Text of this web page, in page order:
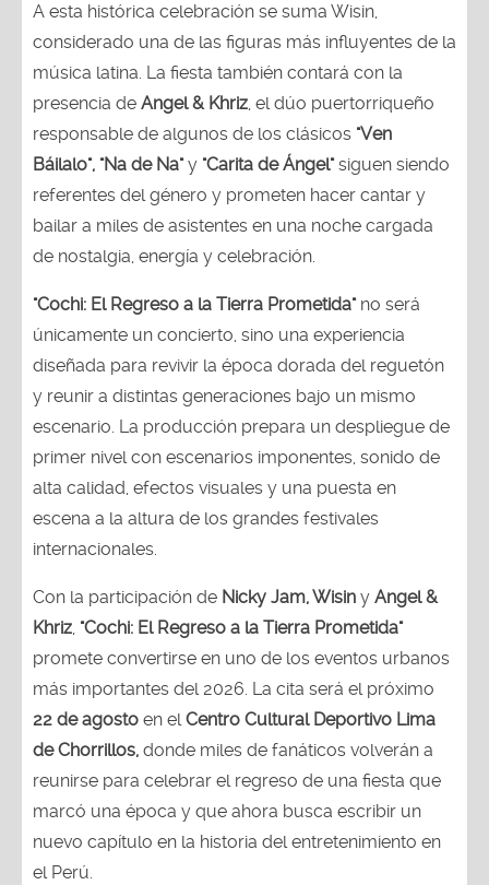
A esta histórica celebración se suma Wisin,
considerado una de las figuras más influyentes de la
música latina. La fiesta también contará con la
presencia de Angel & Khriz, el dúo puertorriqueño
responsable de algunos de los clásicos "Ven
Báilalo", "Na de Na"y "Carita de Ángel"siguen siendo
referentes del género y prometen hacer cantar y
bailar a miles de asistentes en una noche cargada
de nostalgia, energía y celebración.
"Cochi: El Regreso a la Tierra Prometida" no será
únicamente un concierto, sino una experiencia
diseñada para revivir la época dorada del reguetón
y reunir a distintas generaciones bajo un mismo
escenario. La producción prepara un despliegue de
primer nivel con escenarios imponentes, sonido de
alta calidad, efectos visuales y una puesta en
escena a la altura de los grandes festivales
internacionales.
Con la participación de Nicky Jam, Wisin y Angel &
Khriz, "Cochi: El Regreso a la Tierra Prometida"
promete convertirse en uno de los eventos urbanos
más importantes del 2026. La cita será el próximo
22 de agosto en elCentro Cultural Deportivo Lima
de Chorrillos, donde miles de fanáticos volverán a
reunirse para celebrar el regreso de una fiesta que
marcó una época y que ahora busca escribir un
nuevo capítulo en la historia del entretenimiento en
el Perú.